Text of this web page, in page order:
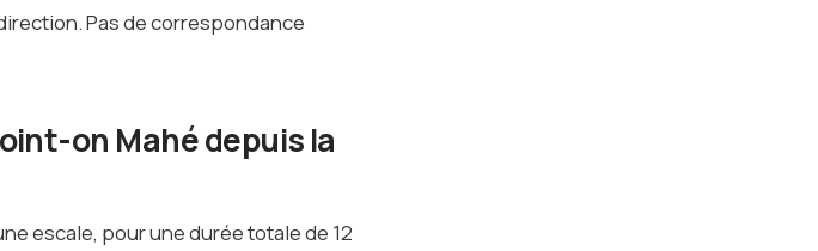
Pas de correspondance
on Mahé depuis la
escale, pour une durée totale de 12